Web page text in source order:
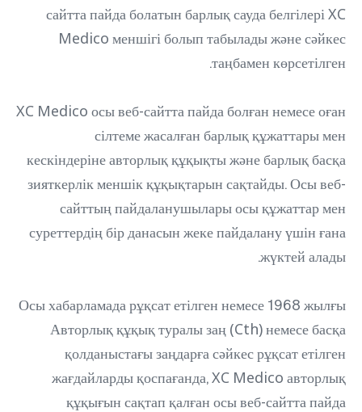
сайтта пайда болатын барлық сауда белгілері XC
Medico меншігі болып табылады және сәйкес
таңбамен көрсетілген.
XC Medico осы веб-сайтта пайда болған немесе оған
сілтеме жасалған барлық құжаттары мен
кескіндеріне авторлық құқықты және барлық басқа
зияткерлік меншік құқықтарын сақтайды. Осы веб-
сайттың пайдаланушылары осы құжаттар мен
суреттердің бір данасын жеке пайдалану үшін ғана
жүктей алады.
Осы хабарламада рұқсат етілген немесе 1968 жылғы
Авторлық құқық туралы заң (Cth) немесе басқа
қолданыстағы заңдарға сәйкес рұқсат етілген
жағдайларды қоспағанда, XC Medico авторлық
құқығын сақтап қалған осы веб-сайтта пайда